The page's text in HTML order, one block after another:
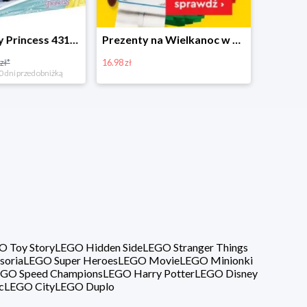
Prezenty na Wielkanoc w Planecie Klocków od 16,99 zł Zestawy Bitbox LEGO Vidiyo w Planecie Klocków -20%
20%
Toy StoryLEGO Hidden SideLEGO Stranger Things
LEGO Super HeroesLEGO MovieLEGO Minionki
Speed ChampionsLEGO Harry PotterLEGO Disney
LEGO CityLEGO Duplo